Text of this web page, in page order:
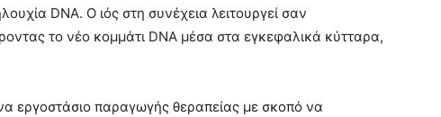
DNA. Ο ιός στη συνέχεια λειτουργεί σαν
το νέο κομμάτι DNA μέσα στα εγκεφαλικά κύτταρα,
εργοστάσιο παραγωγής θεραπείας με σκοπό να